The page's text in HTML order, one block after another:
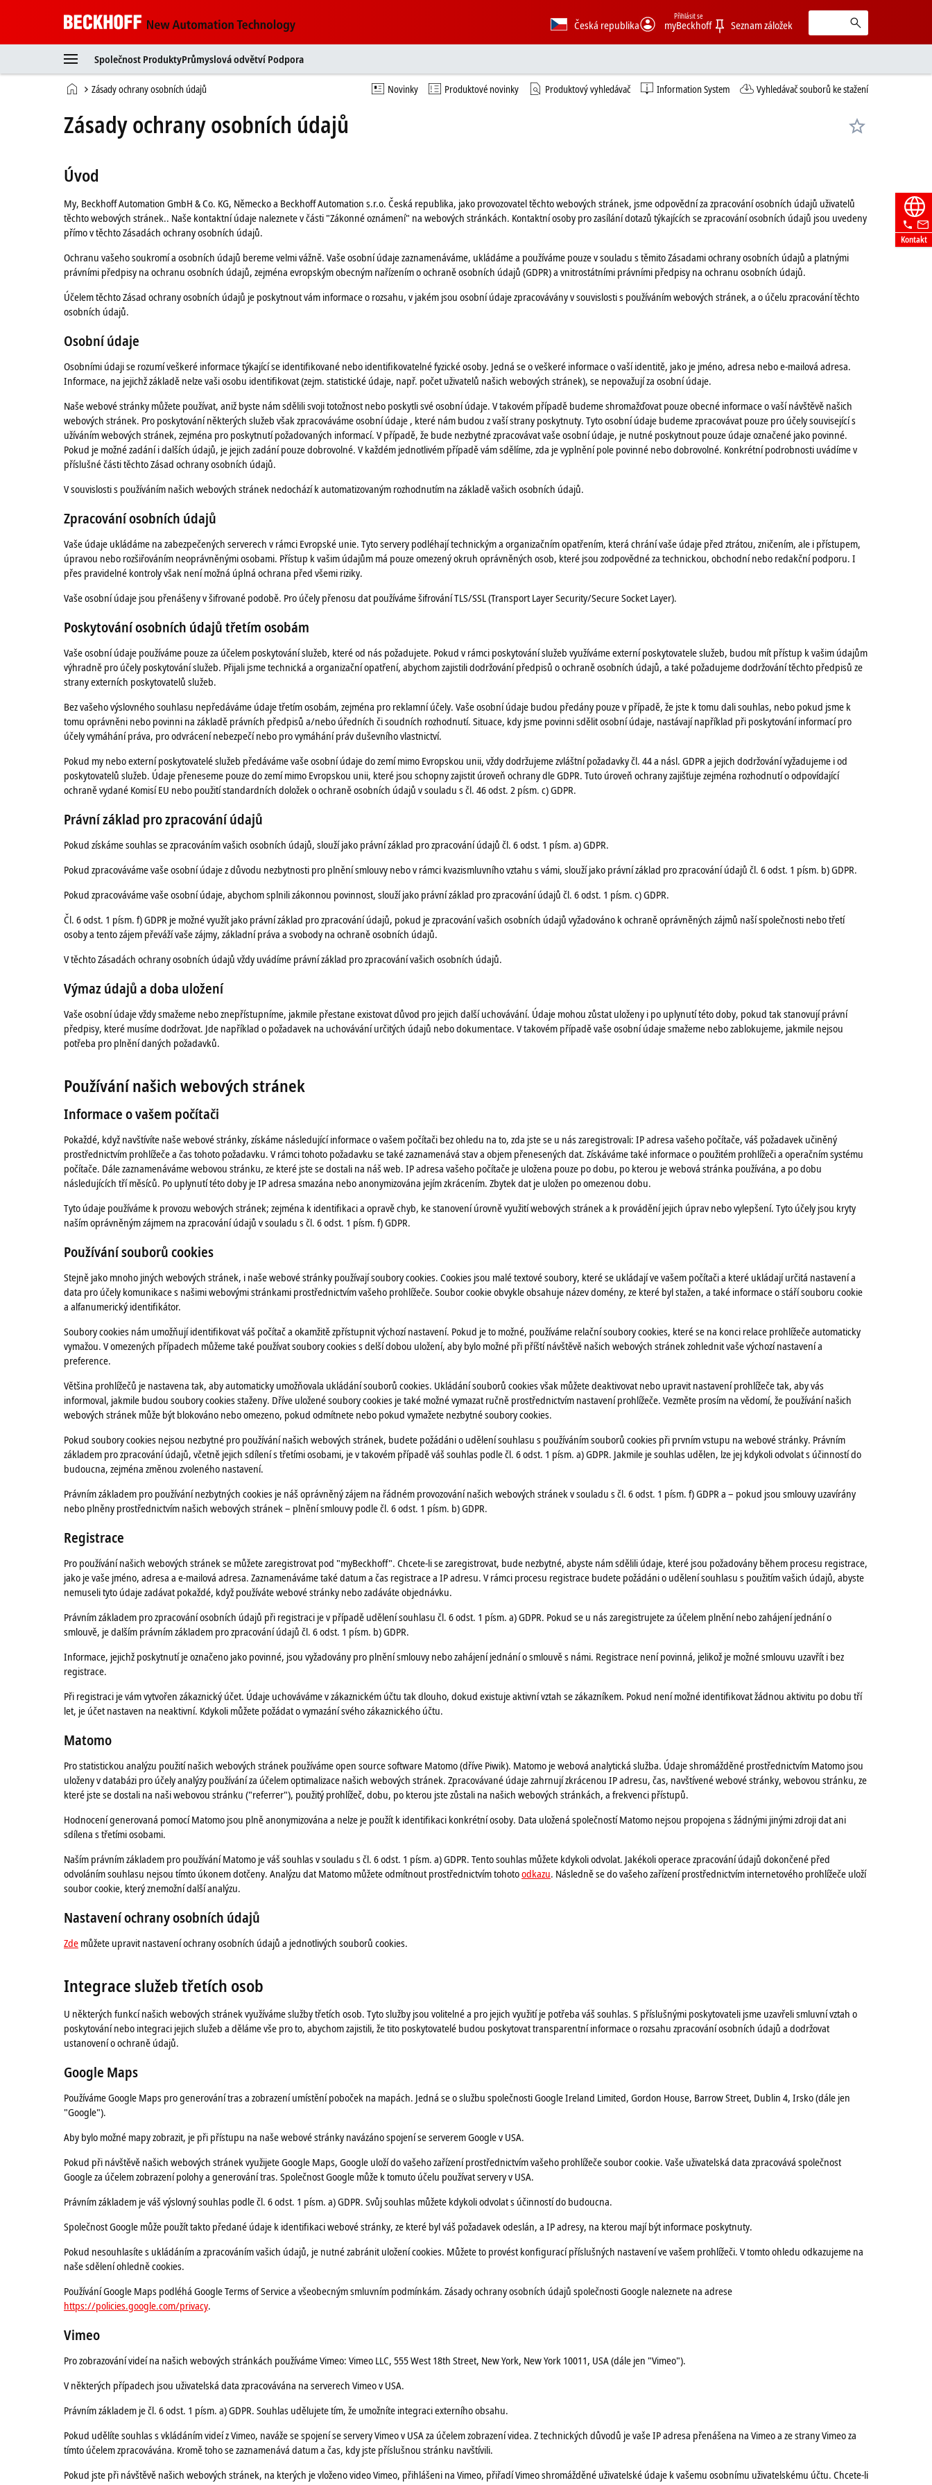
New
Automation
Technology
Česká republika myBeckhoff
Přihlásit se
Seznam záložek
Společnost ProduktyPrůmyslová odvětví Podpora
Novinky Produktové novinky Produktový vyhledávač Information System Vyhledávač souborů ke stažení
DomovskáZásady ochrany osobních údajů
Kontakt
Zásady ochrany osobních údajů
Úvod
My, Beckhoff Automation GmbH & Co. KG, Německo a Beckhoff Automation s.r.o. Česká republika, jako provozovatel těchto webových stránek, jsme odpovědní za zpracování osobních údajů uživatelů
těchto webových stránek.. Naše kontaktní údaje naleznete v části "Zákonné oznámení" na webových stránkách. Kontaktní osoby pro zasílání dotazů týkajících se zpracování osobních údajů jsou uvedeny
přímo v těchto Zásadách ochrany osobních údajů.
Ochranu vašeho soukromí a osobních údajů bereme velmi vážně. Vaše osobní údaje zaznamenáváme, ukládáme a používáme pouze v souladu s těmito Zásadami ochrany osobních údajů a platnými
právními předpisy na ochranu osobních údajů, zejména evropským obecným nařízením o ochraně osobních údajů (GDPR) a vnitrostátními právními předpisy na ochranu osobních údajů.
Účelem těchto Zásad ochrany osobních údajů je poskytnout vám informace o rozsahu, v jakém jsou osobní údaje zpracovávány v souvislosti s používáním webových stránek, a o účelu zpracování těchto
osobních údajů.
Osobní údaje
Osobními údaji se rozumí veškeré informace týkající se identifikované nebo identifikovatelné fyzické osoby. Jedná se o veškeré informace o vaší identitě, jako je jméno, adresa nebo e-mailová adresa.
Informace, na jejichž základě nelze vaši osobu identifikovat (zejm. statistické údaje, např. počet uživatelů našich webových stránek), se nepovažují za osobní údaje.
Naše webové stránky můžete používat, aniž byste nám sdělili svoji totožnost nebo poskytli své osobní údaje. V takovém případě budeme shromažďovat pouze obecné informace o vaší návštěvě našich
webových stránek. Pro poskytování některých služeb však zpracováváme osobní údaje , které nám budou z vaší strany poskytnuty. Tyto osobní údaje budeme zpracovávat pouze pro účely související s
užíváním webových stránek, zejména pro poskytnutí požadovaných informací. V případě, že bude nezbytné zpracovávat vaše osobní údaje, je nutné poskytnout pouze údaje označené jako povinné.
Pokud je možné zadání i dalších údajů, je jejich zadání pouze dobrovolné. V každém jednotlivém případě vám sdělíme, zda je vyplnění pole povinné nebo dobrovolné. Konkrétní podrobnosti uvádíme v
příslušné části těchto Zásad ochrany osobních údajů.
V souvislosti s používáním našich webových stránek nedochází k automatizovaným rozhodnutím na základě vašich osobních údajů.
Zpracování osobních údajů
Vaše údaje ukládáme na zabezpečených serverech v rámci Evropské unie. Tyto servery podléhají technickým a organizačním opatřením, která chrání vaše údaje před ztrátou, zničením, ale i přístupem,
úpravou nebo rozšiřováním neoprávněnými osobami. Přístup k vašim údajům má pouze omezený okruh oprávněných osob, které jsou zodpovědné za technickou, obchodní nebo redakční podporu. I
přes pravidelné kontroly však není možná úplná ochrana před všemi riziky.
Vaše osobní údaje jsou přenášeny v šifrované podobě. Pro účely přenosu dat používáme šifrování TLS/SSL (Transport Layer Security/Secure Socket Layer).
Poskytováníosobních údajů třetím osobám
Vaše osobní údaje používáme pouze za účelem poskytování služeb, které od nás požadujete. Pokud v rámci poskytování služeb využíváme externí poskytovatele služeb, budou mít přístup k vašim údajům
výhradně pro účely poskytování služeb. Přijali jsme technická a organizační opatření, abychom zajistili dodržování předpisů o ochraně osobních údajů, a také požadujeme dodržování těchto předpisů ze
strany externích poskytovatelů služeb.
Bez vašeho výslovného souhlasu nepředáváme údaje třetím osobám, zejména pro reklamní účely. Vaše osobní údaje budou předány pouze v případě, že jste k tomu dali souhlas, nebo pokud jsme k
tomu oprávněni nebo povinni na základě právních předpisů a/nebo úředních či soudních rozhodnutí. Situace, kdy jsme povinni sdělit osobní údaje, nastávají například při poskytování informací pro
účely vymáhání práva, pro odvrácení nebezpečí nebo pro vymáhání práv duševního vlastnictví.
Pokud my nebo externí poskytovatelé služeb předáváme vaše osobní údaje do zemí mimo Evropskou unii, vždy dodržujeme zvláštní požadavky čl. 44 a násl. GDPR a jejich dodržování vyžadujeme i od
poskytovatelů služeb. Údaje přeneseme pouze do zemí mimo Evropskou unii, které jsou schopny zajistit úroveň ochrany dle GDPR. Tuto úroveň ochrany zajišťuje zejména rozhodnutí o odpovídající
ochraně vydané Komisí EU nebo použití standardních doložek o ochraně osobních údajů v souladu s čl. 46 odst. 2 písm. c) GDPR.
Právní základ pro zpracování údajů
Pokud získáme souhlas se zpracováním vašich osobních údajů, slouží jako právní základ pro zpracování údajů čl. 6 odst. 1 písm. a) GDPR.
Pokud zpracováváme vaše osobní údaje z důvodu nezbytnosti pro plnění smlouvy nebo v rámci kvazismluvního vztahu s vámi, slouží jako právní základ pro zpracování údajů čl. 6 odst. 1 písm. b) GDPR.
Pokud zpracováváme vaše osobní údaje, abychom splnili zákonnou povinnost, slouží jako právní základ pro zpracování údajů čl. 6 odst. 1 písm. c) GDPR.
Čl. 6 odst. 1 písm. f) GDPR je možné využít jako právní základ pro zpracování údajů, pokud je zpracování vašich osobních údajů vyžadováno k ochraně oprávněných zájmů naší společnosti nebo třetí
osoby a tento zájem převáží vaše zájmy, základní práva a svobody na ochraně osobních údajů.
V těchto Zásadách ochrany osobních údajů vždy uvádíme právní základ pro zpracování vašich osobních údajů.
Výmaz údajůadoba uložení
Vaše osobní údaje vždy smažeme nebo znepřístupníme, jakmile přestane existovat důvod pro jejich další uchovávání. Údaje mohou zůstat uloženy i po uplynutí této doby, pokud tak stanovují právní
předpisy, které musíme dodržovat. Jde například o požadavek na uchovávání určitých údajů nebo dokumentace. V takovém případě vaše osobní údaje smažeme nebo zablokujeme, jakmile nejsou
potřeba pro plnění daných požadavků.
Používání našich webových stránek
Informaceovašem počítači
Pokaždé, když navštívíte naše webové stránky, získáme následující informace o vašem počítači bez ohledu na to, zda jste se u nás zaregistrovali: IP adresa vašeho počítače, váš požadavek učiněný
prostřednictvím prohlížeče a čas tohoto požadavku. V rámci tohoto požadavku se také zaznamenává stav a objem přenesených dat. Získáváme také informace o použitém prohlížeči a operačním systému
počítače. Dále zaznamenáváme webovou stránku, ze které jste se dostali na náš web. IP adresa vašeho počítače je uložena pouze po dobu, po kterou je webová stránka používána, a po dobu
následujících tří měsíců. Po uplynutí této doby je IP adresa smazána nebo anonymizována jejím zkrácením. Zbytek dat je uložen po omezenou dobu.
Tyto údaje používáme k provozu webových stránek; zejména k identifikaci a opravě chyb, ke stanovení úrovně využití webových stránek a k provádění jejich úprav nebo vylepšení. Tyto účely jsou kryty
naším oprávněným zájmem na zpracování údajů v souladu s čl. 6 odst. 1 písm. f) GDPR.
Používání souborů cookies
Stejně jako mnoho jiných webových stránek, i naše webové stránky používají soubory cookies. Cookies jsou malé textové soubory, které se ukládají ve vašem počítači a které ukládají určitá nastavení a
data pro účely komunikace s našimi webovými stránkami prostřednictvím vašeho prohlížeče. Soubor cookie obvykle obsahuje název domény, ze které byl stažen, a také informace o stáří souboru cookie
a alfanumerický identifikátor.
Soubory cookies nám umožňují identifikovat váš počítač a okamžitě zpřístupnit výchozí nastavení. Pokud je to možné, používáme relační soubory cookies, které se na konci relace prohlížeče automaticky
vymažou. V omezených případech můžeme také používat soubory cookies s delší dobou uložení, aby bylo možné při příští návštěvě našich webových stránek zohlednit vaše výchozí nastavení a
preference.
Většina prohlížečů je nastavena tak, aby automaticky umožňovala ukládání souborů cookies. Ukládání souborů cookies však můžete deaktivovat nebo upravit nastavení prohlížeče tak, aby vás
informoval, jakmile budou soubory cookies staženy. Dříve uložené soubory cookies je také možné vymazat ručně prostřednictvím nastavení prohlížeče. Vezměte prosím na vědomí, že používání našich
webových stránek může být blokováno nebo omezeno, pokud odmítnete nebo pokud vymažete nezbytné soubory cookies.
Pokud soubory cookies nejsou nezbytné pro používání našich webových stránek, budete požádáni o udělení souhlasu s používáním souborů cookies při prvním vstupu na webové stránky. Právním
základem pro zpracování údajů, včetně jejich sdílení s třetími osobami, je v takovém případě váš souhlas podle čl. 6 odst. 1 písm. a) GDPR. Jakmile je souhlas udělen, lze jej kdykoli odvolat s účinností do
budoucna, zejména změnou zvoleného nastavení.
Právním základem pro používání nezbytných cookies je náš oprávněný zájem na řádném provozování našich webových stránek v souladu s čl. 6 odst. 1 písm. f) GDPR a – pokud jsou smlouvy uzavírány
nebo plněny prostřednictvím našich webových stránek – plnění smlouvy podle čl. 6 odst. 1 písm. b) GDPR.
Registrace
Pro používání našich webových stránek se můžete zaregistrovat pod "myBeckhoff". Chcete-li se zaregistrovat, bude nezbytné, abyste nám sdělili údaje, které jsou požadovány během procesu registrace,
jako je vaše jméno, adresa a e-mailová adresa. Zaznamenáváme také datum a čas registrace a IP adresu. V rámci procesu registrace budete požádáni o udělení souhlasu s použitím vašich údajů, abyste
nemuseli tyto údaje zadávat pokaždé, když používáte webové stránky nebo zadáváte objednávku.
Právním základem pro zpracování osobních údajů při registraci je v případě udělení souhlasu čl. 6 odst. 1 písm. a) GDPR. Pokud se u nás zaregistrujete za účelem plnění nebo zahájení jednání o
smlouvě, je dalším právním základem pro zpracování údajů čl. 6 odst. 1 písm. b) GDPR.
Informace, jejichž poskytnutí je označeno jako povinné, jsou vyžadovány pro plnění smlouvy nebo zahájení jednání o smlouvě s námi. Registrace není povinná, jelikož je možné smlouvu uzavřít i bez
registrace.
Při registraci je vám vytvořen zákaznický účet. Údaje uchováváme v zákaznickém účtu tak dlouho, dokud existuje aktivní vztah se zákazníkem. Pokud není možné identifikovat žádnou aktivitu po dobu tří
let, je účet nastaven na neaktivní. Kdykoli můžete požádat o vymazání svého zákaznického účtu.
Matomo
Pro statistickou analýzu použití našich webových stránek používáme open source software Matomo (dříve Piwik). Matomo je webová analytická služba. Údaje shromážděné prostřednictvím Matomo jsou
uloženy v databázi pro účely analýzy používání za účelem optimalizace našich webových stránek. Zpracovávané údaje zahrnují zkrácenou IP adresu, čas, navštívené webové stránky, webovou stránku, ze
které jste se dostali na naši webovou stránku ("referrer"), použitý prohlížeč, dobu, po kterou jste zůstali na našich webových stránkách, a frekvenci přístupů.
Hodnocení generovaná pomocí Matomo jsou plně anonymizována a nelze je použít k identifikaci konkrétní osoby. Data uložená společností Matomo nejsou propojena s žádnými jinými zdroji dat ani
sdílena s třetími osobami.
Naším právním základem pro používání Matomo je váš souhlas v souladu s čl. 6 odst. 1 písm. a) GDPR. Tento souhlas můžete kdykoli odvolat. Jakékoli operace zpracování údajů dokončené před
odvoláním souhlasu nejsou tímto úkonem dotčeny. Analýzu dat Matomo můžete odmítnout prostřednictvím tohotoodkazu. Následně se do vašeho zařízení prostřednictvím internetového prohlížeče uloží
soubor cookie, který znemožní další analýzu.
Nastavení ochrany osobních údajů
Zde můžete upravit nastavení ochrany osobních údajů a jednotlivých souborů cookies.
Integrace služeb třetích osob
U některých funkcí našich webových stránek využíváme služby třetích osob. Tyto služby jsou volitelné a pro jejich využití je potřeba váš souhlas. S příslušnými poskytovateli jsme uzavřeli smluvní vztah o
poskytování nebo integraci jejich služeb a děláme vše pro to, abychom zajistili, že tito poskytovatelé budou poskytovat transparentní informace o rozsahu zpracování osobních údajů a dodržovat
ustanovení o ochraně údajů.
Google Maps
Používáme Google Maps pro generování tras a zobrazení umístění poboček na mapách. Jedná se o službu společnosti Google Ireland Limited, Gordon House, Barrow Street, Dublin 4, Irsko (dále jen
"Google").
Aby bylo možné mapy zobrazit, je při přístupu na naše webové stránky navázáno spojení se serverem Google v USA.
Pokud při návštěvě našich webových stránek využijete Google Maps, Google uloží do vašeho zařízení prostřednictvím vašeho prohlížeče soubor cookie. Vaše uživatelská data zpracovává společnost
Google za účelem zobrazení polohy a generování tras. Společnost Google může k tomuto účelu používat servery v USA.
Právním základem je váš výslovný souhlas podle čl. 6 odst. 1 písm. a) GDPR. Svůj souhlas můžete kdykoli odvolat s účinností do budoucna.
Společnost Google může použít takto předané údaje k identifikaci webové stránky, ze které byl váš požadavek odeslán, a IP adresy, na kterou mají být informace poskytnuty.
Pokud nesouhlasíte s ukládáním a zpracováním vašich údajů, je nutné zabránit uložení cookies. Můžete to provést konfigurací příslušných nastavení ve vašem prohlížeči. V tomto ohledu odkazujeme na
naše sdělení ohledně cookies.
Používání Google Maps podléhá Google Terms of Service a všeobecným smluvním podmínkám. Zásady ochrany osobních údajů společnosti Google naleznete na adrese
https://policies.google.com/privacy.
Vimeo
Pro zobrazování videí na našich webových stránkách používáme Vimeo: Vimeo LLC, 555 West 18th Street, New York, New York 10011, USA (dále jen "Vimeo").
V některých případech jsou uživatelská data zpracovávána na serverech Vimeo v USA.
Právním základem je čl. 6 odst. 1 písm. a) GDPR. Souhlas udělujete tím, že umožníte integraci externího obsahu.
Pokud udělíte souhlas s vkládáním videí z Vimeo, naváže se spojení se servery Vimeo v USA za účelem zobrazení videa. Z technických důvodů je vaše IP adresa přenášena na Vimeo a ze strany Vimeo za
tímto účelem zpracovávána. Kromě toho se zaznamenává datum a čas, kdy jste příslušnou stránku navštívili.
Pokud jste při návštěvě našich webových stránek, na kterých je vloženo video Vimeo, přihlášeni na Vimeo, přiřadí Vimeo shromážděné uživatelské údaje k vašemu osobnímu uživatelskému účtu. Chcete-li